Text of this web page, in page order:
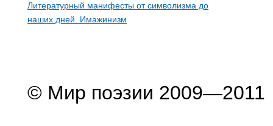
Литературный манифесты от символизма до
наших дней. Имажинизм
© Мир поэзии 2009—2011